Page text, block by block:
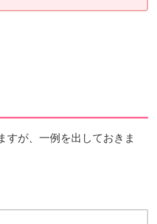
すが、一例を出しておきま